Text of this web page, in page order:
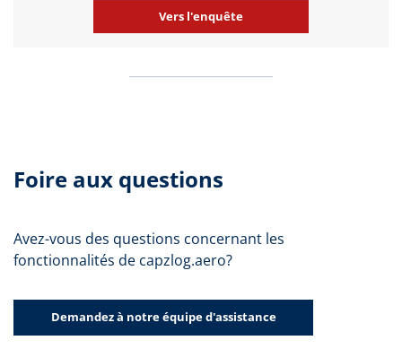
Vers l'enquête
Foire aux questions
Avez-vous des questions concernant les
fonctionnalités de capzlog.aero?
Demandez à notre équipe d'assistance